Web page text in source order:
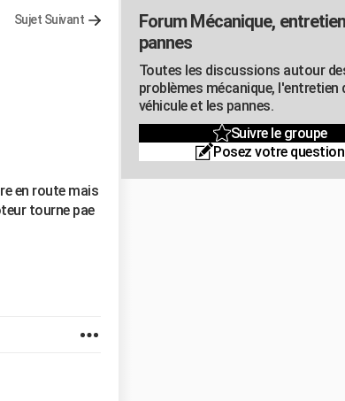
Sujet Suivant
en route mais
tourne pae
Forum Mécanique,
pannes
Toutes les discussions autour
problèmes mécanique, l'entretien
véhicule et les pannes.
Suivre le groupe
Posez votre question